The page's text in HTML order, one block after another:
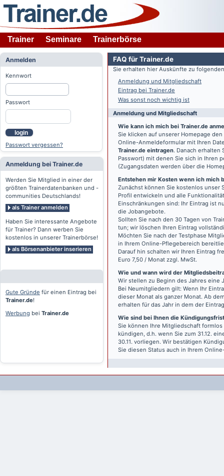
Trainer Seminare Trainerbörse
Anmelden
Kennwort
Passwort
login
Passwort vergessen?
Anmeldung bei Trainer.de
Werden Sie Mitglied in einer der
größten Trainerdatenbanken und -
communities Deutschlands!
als Trainer anmelden
Haben Sie interessante Angebote
für Trainer? Dann werben Sie
kostenlos in unserer Trainerbörse!
als Börsenanbieter inserieren
Gute Gründe für einen Eintrag bei
Trainer.de!
Werbung bei Trainer.de
FAQ für Trainer.de
Sie erhalten hier Auskünfte zu
Anmeldung und Mitgliedschaft
Eintrag bei Trainer.de
Was sonst noch wichtig ist
Anmeldung und Mitgliedschaft
Wie kann ich mich bei Trainer.de
Sie klicken auf unserer Homepage
Online-Anmeldeformular mit Ihren
Trainer.de eintragen. Danach erhalten
Passwort) mit denen Sie sich in Ihren
(Zugangsdaten werden über die
Entstehen mir Kosten wenn ich mich
Zunächst können Sie kostenlos unser
Profil entwickeln und alle
Einschränkungen sind: Ihr Eintrag ist
die Jobangebote.
Sollten Sie nach den 30 Tagen von
tun; wir löschen Ihren Eintrag
Möchten Sie nach der Testphase
in Ihrem Online-Pflegebereich
Darauf hin schalten wir Ihren Eintrag
Euro 7,50 / Monat zzgl. MwSt.
Wie und wann wird der
Wir stellen zu Beginn des Jahres eine
Bei Neumitgliedern gilt: Wenn Ihr
dieser Monat als ganzer Monat. Ab
erhalten für das Jahr in dem der
Wie sind bei Ihnen die
Sie können Ihre Mitgliedschaft
kündigen, d.h. wenn Sie zum 31.12.
30.11. vorliegen. Wir bestätigen
Sie diesen Status auch in Ihrem